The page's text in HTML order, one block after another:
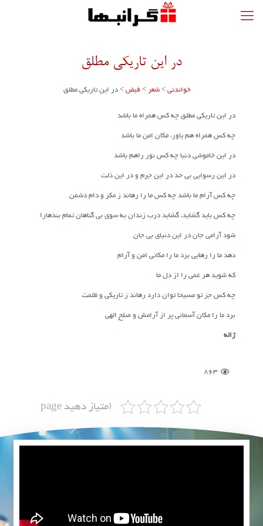
در این تاریکی مطلق
خواندنی> شعر > فیض> در این تاریکی مطلق
در این تاریکی مطلق چه کس همراه ما باشد
چه کس همراه هم یاور، مکان امن ما باشد
در این خاموشی دنیا چه کس نور راهم باشد
در این رسوایی بی حد در این جرم و در این ذلت
چه کس آرام ما باشد چه کس ما را رهاند ز مکر و دام دشمن
چه کس باید گشاید، گشاید درب زندان به سوی بی گناهان تمام بندهارا
شود آرامی جان در این دنیای بی جان
دهد ما را رهایی برد ما را مکانی امن و آرام
که شوید هر غمی را از دل ما
چه کس جز تو مسیحا توان دارد رهاند ز تاریکی و ظلمت
برد ما را مکان آسمانی پر از آرامش و صلحِ الهی
ژاله
863
امتیاز دهید page